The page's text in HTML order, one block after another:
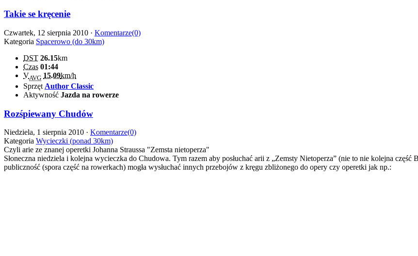
Takie se kręcenie
Czwartek, 12 sierpnia 2010 · Komentarze(0)
Kategoria Spacerowo (do 30km)
DST 26.15km
Czas 01:44
VAVG 15.09km/h
Sprzęt Author Classic
Aktywność Jazda na rowerze
Rozśpiewany Chudów
Niedziela, 1 sierpnia 2010 · Komentarze(0)
Kategoria Wycieczki (ponad 30km)
Czyli arie ze znanej operetki Johanna Straussa "Zemsta nietoperza"
Słoneczna niedziela i kolejna wycieczka do Chudowa. Tym razem aby posłuchać arii z „Zemsty Nietoperza” (nie to nie kolejna
publiczność (spora część na rowerkach) mogła wysłuchać innych przebojów z kręgu zbliżonego do opery czy operetki jak np.: